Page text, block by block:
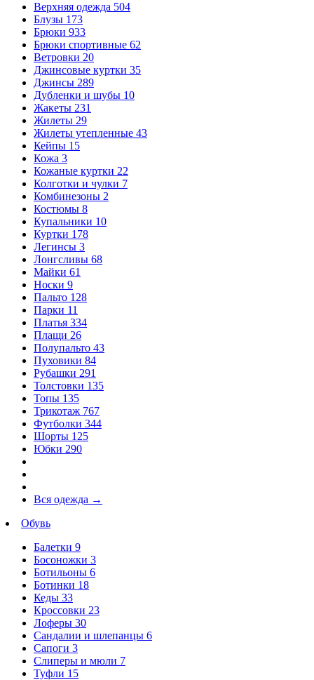
Верхняя одежда 504
Блузы 173
Брюки 933
Брюки спортивные 62
Ветровки 20
Джинсовые куртки 35
Джинсы 289
Дубленки и шубы 10
Жакеты 231
Жилеты 29
Жилеты утепленные 43
Кейпы 15
Кожа 3
Кожаные куртки 22
Колготки и чулки 7
Комбинезоны 2
Костюмы 8
Купальники 10
Куртки 178
Легинсы 3
Лонгсливы 68
Майки 61
Носки 9
Пальто 128
Парки 11
Платья 334
Плащи 26
Полупальто 43
Пуховики 84
Рубашки 291
Толстовки 135
Топы 135
Трикотаж 767
Футболки 344
Шорты 125
Юбки 290
Вся одежда →
Обувь
Балетки 9
Босоножки 3
Ботильоны 6
Ботинки 18
Кеды 33
Кроссовки 23
Лоферы 30
Сандалии и шлепанцы 6
Сапоги 3
Слиперы и мюли 7
Туфли 15